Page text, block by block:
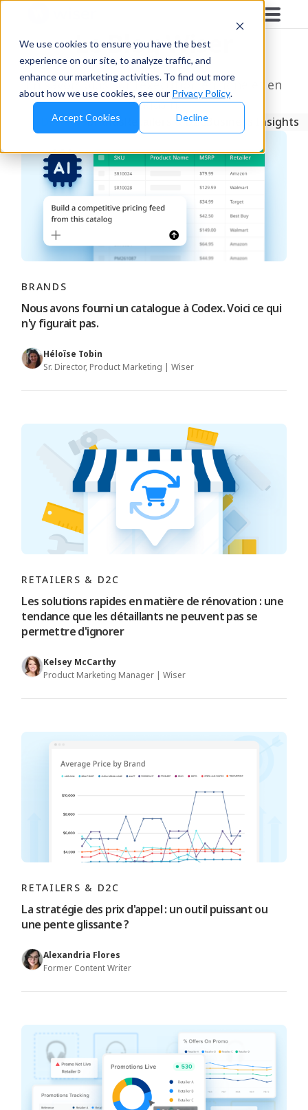
We use cookies to ensure you have the best
experience on our site, to analyze traffic, and
enhance our marketing activities. To find out more
about how we use cookies, see our Privacy Policy.
Accept Cookies Decline
Le Blog Wiser
En savoir plus sur l’exécution en ligne et en
magasin.
DerniersBrands Retailers & D2CBusiness Insights
BRANDS
Nous avons fourni un catalogue à Codex. Voici ce qui
n'y figurait pas.
Héloïse Tobin
Sr. Director, Product Marketing | Wiser
RETAILERS & D2C
Les solutions rapides en matière de rénovation : une
tendance que les détaillants ne peuvent pas se
permettre d'ignorer
Kelsey McCarthy
Product Marketing Manager | Wiser
RETAILERS & D2C
La stratégie des prix d'appel : un outil puissant ou
une pente glissante ?
Alexandria Flores
Former Content Writer